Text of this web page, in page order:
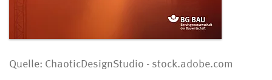
Quelle: ChaoticDesignStudio - stock.adobe.com